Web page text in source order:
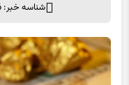
شناسه خبر: 61976